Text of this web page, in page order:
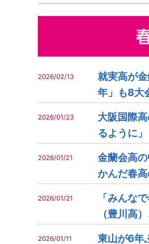
2026/02/13
就実高が
年」も8大
2026/01/23
大阪国際
るように」
2026/01/21
金蘭会高
かんだ春
2026/01/21
「みんな
（豊川高
2026/01/11
東山が6年